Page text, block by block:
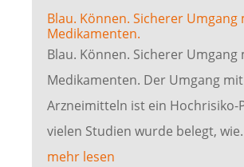
Blau. Können. Sicherer Umgang
Medikamenten.
Blau. Können. Sicherer Umgang
Medikamenten. Der Umgang mit
Arzneimitteln ist ein Hochrisiko-
vielen Studien wurde belegt,
mehr lesen